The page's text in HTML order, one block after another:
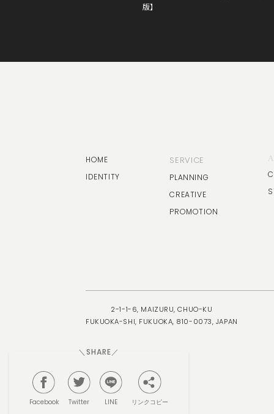
＼SHARE／
Facebook Twitter LINE リンクコピー
版】
HOME
IDENTITY
SERVICE
PLANNING
CREATIVE
PROMOTION
2-1-1-6, MAIZURU, CHUO-KU
FUKUOKA-SHI, FUKUOKA, 810-0073, JAPAN